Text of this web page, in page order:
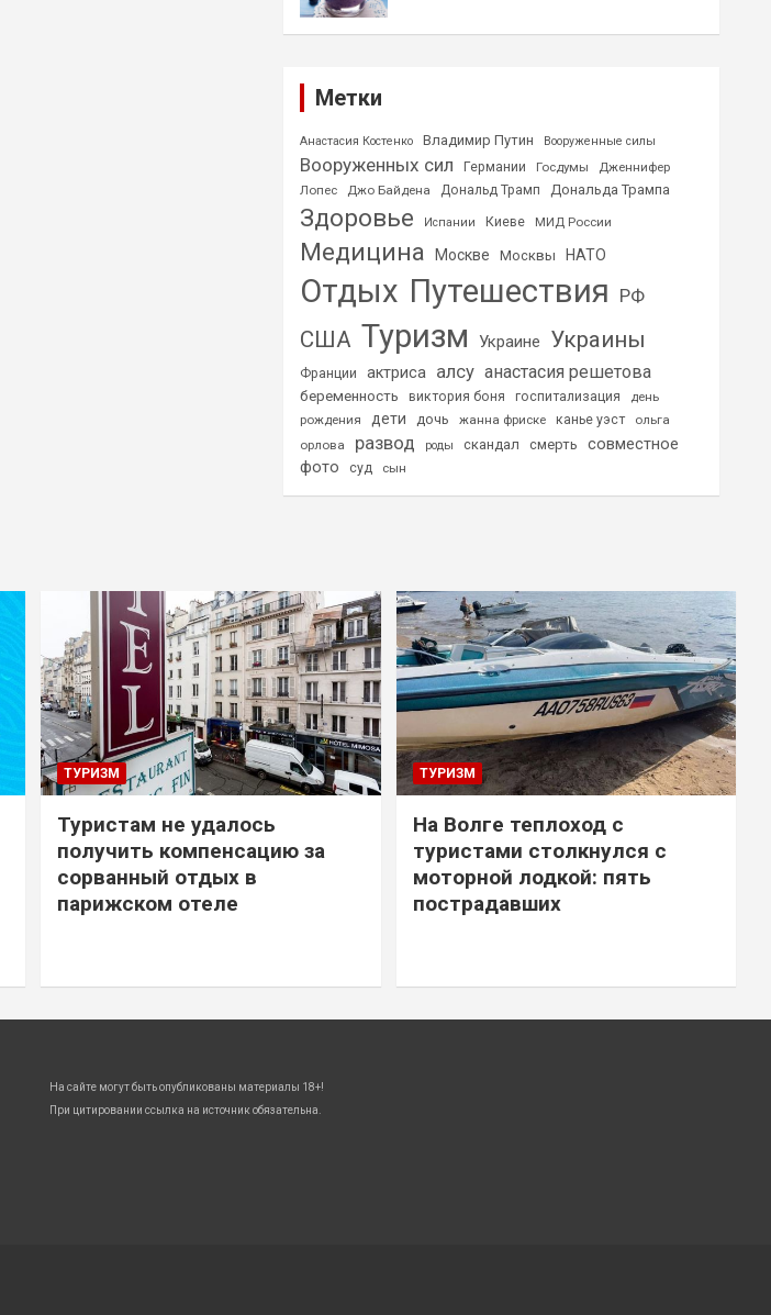
Метки
Анастасия Костенко Владимир Путин Вооруженные силы
Вооруженных сил Германии Госдумы
Дженнифер
Лопес
Джо Байдена Дональд Трамп Дональда Трампа
Здоровье Испании Киеве МИД России
Медицина Москве Москвы НАТО
Отдых Путешествия РФ
США Туризм Украине Украины
Франции актриса алсу анастасия решетова
беременность виктория боня госпитализация
день
рождения
дети дочь жанна фриске канье уэст
ольга
орлова
развод роды скандал смерть
совместное
фото
суд сын
ТУРИЗМ
Туристам не удалось
получить компенсацию за
сорванный отдых в
парижском отеле
ТУРИЗМ
На Волге теплоход с
туристами столкнулся с
моторной лодкой: пять
пострадавших
На сайте могут быть опубликованы материалы 18+!
При цитировании ссылка на источник обязательна.